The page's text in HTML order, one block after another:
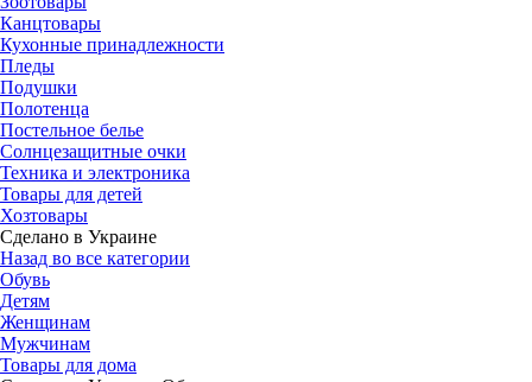
Канцтовары
Кухонные принадлежности
Пледы
Подушки
Полотенца
Постельное белье
Солнцезащитные очки
Техника и электроника
Товары для детей
Хозтовары
Сделано в Украине
Назад во все категории
Обувь
Детям
Женщинам
Мужчинам
Товары для дома